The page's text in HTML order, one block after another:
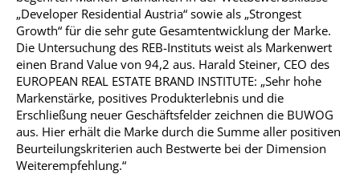
„Developer Residential Austria“ sowie als „Strongest
Growth“ für die sehr gute Gesamtentwicklung der Marke.
Die Untersuchung des REB-Instituts weist als Markenwert
einen Brand Value von 94,2 aus. Harald Steiner, CEO des
EUROPEAN REAL ESTATE BRAND INSTITUTE: „Sehr hohe
Markenstärke, positives Produkterlebnis und die
Erschließung neuer Geschäftsfelder zeichnen die BUWOG
aus. Hier erhält die Marke durch die Summe aller positiven
Beurteilungskriterien auch Bestwerte bei der Dimension
Weiterempfehlung.“